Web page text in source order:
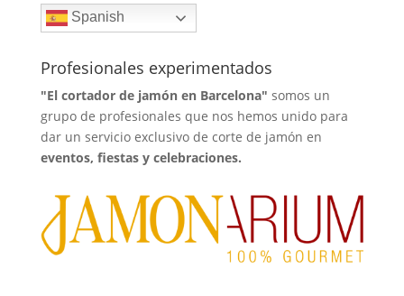
Spanish
Profesionales experimentados
"El cortador de jamón en Barcelona" somos un
grupo de profesionales que nos hemos unido para
dar un servicio exclusivo de corte de jamón en
eventos, fiestas y celebraciones.